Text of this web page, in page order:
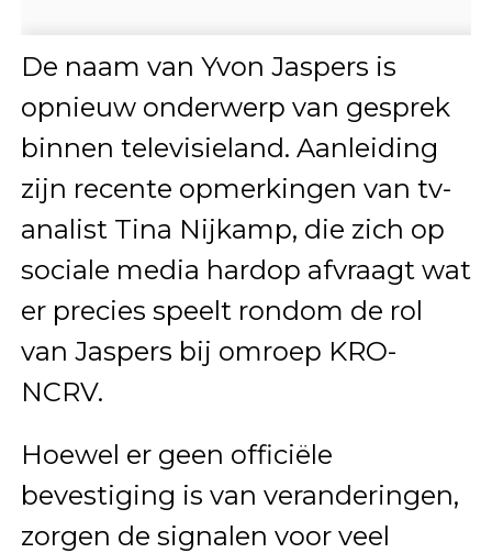
De naam van Yvon Jaspers is
opnieuw onderwerp van gesprek
binnen televisieland. Aanleiding
zijn recente opmerkingen van tv-
analist Tina Nijkamp, die zich op
sociale media hardop afvraagt wat
er precies speelt rondom de rol
van Jaspers bij omroep KRO-
NCRV.
Hoewel er geen officiële
bevestiging is van veranderingen,
zorgen de signalen voor veel